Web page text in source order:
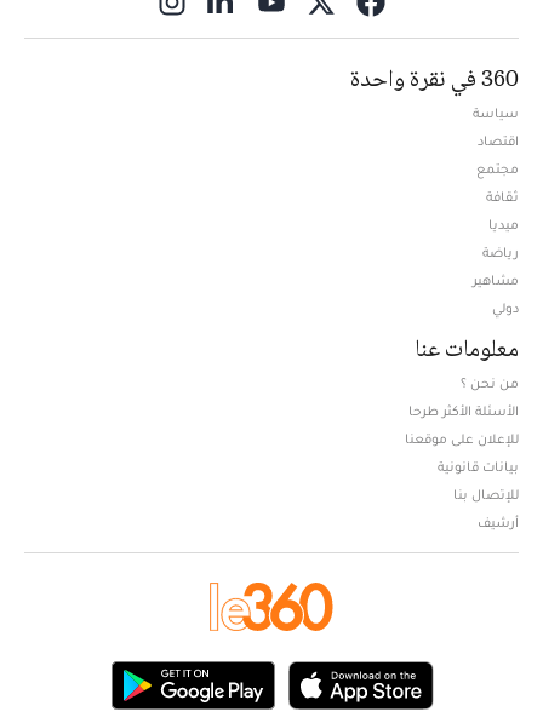
360 في نقرة واحدة
سياسة
اقتصاد
مجتمع
ثقافة
ميديا
رياضة
مشاهير
دولي
معلومات عنا
من نحن ؟
الأسئلة الأكثر طرحا
للإعلان على موقعنا
بيانات قانونية
للإتصال بنا
أرشيف